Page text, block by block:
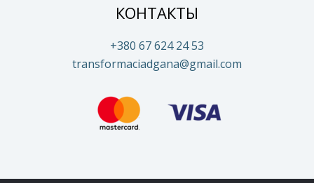
КОНТАКТЫ
+380 67 624 24 53
transformaciadgana@gmail.com